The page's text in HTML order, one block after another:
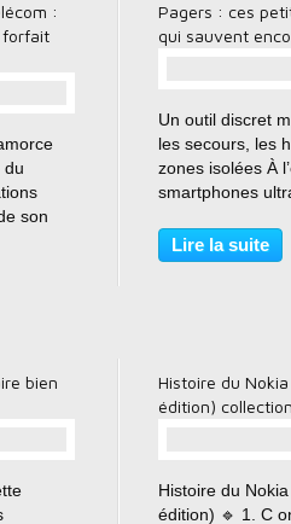
:
forfait
du
son
Pagers : ces
qui sauvent
Un outil discret
les secours, les
zones isolées À
smartphones
on pourrait
au rang des
Lire la suite
bien
Histoire du
édition)
Histoire du
édition) 🔹 1. C